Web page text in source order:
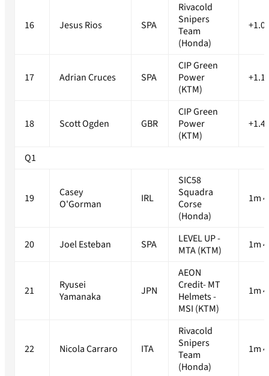
16 Jesus Rios SPA
Rivacold
Snipers
Team
(Honda)
17 Adrian Cruces SPA
CIP Green
Power
(KTM)
18 Scott Ogden GBR
CIP Green
Power
(KTM)
Q1
19
Casey
O'Gorman
IRL
SIC58
Squadra
Corse
(Honda)
1m
20 Joel Esteban SPA
LEVEL UP -
MTA (KTM)
1m
21
Ryusei
Yamanaka
JPN
AEON
Credit- MT
Helmets -
MSI (KTM)
1m
22 Nicola Carraro ITA
Rivacold
Snipers
Team
(Honda)
1m